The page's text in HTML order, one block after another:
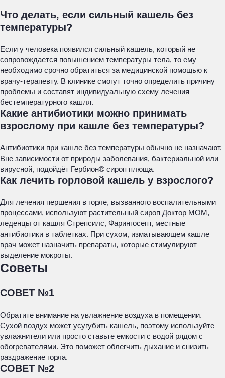
Что делать, если сильный кашель без
температуры?
Если у человека появился сильный кашель, который не
сопровождается повышением температуры тела, то ему
необходимо срочно обратиться за медицинской помощью к
врачу-терапевту. В клинике смогут точно определить причину
проблемы и составят индивидуальную схему лечения
бестемпературного кашля.
Какие антибиотики можно принимать
взрослому при кашле без температуры?
Антибиотики при кашле без температуры обычно не назначают.
Вне зависимости от природы заболевания, бактериальной или
вирусной, подойдёт Гербион® сироп плюща.
Как лечить горловой кашель у взрослого?
Для лечения першения в горле, вызванного воспалительными
процессами, используют растительный сироп Доктор МОМ,
леденцы от кашля Стрепсилс, Фарингосепт, местные
антибиотики в таблетках. При сухом, изматывающем кашле
врач может назначить препараты, которые стимулируют
выделение мокроты.
Советы
СОВЕТ №1
Обратите внимание на увлажнение воздуха в помещении.
Сухой воздух может усугубить кашель, поэтому используйте
увлажнители или просто ставьте емкости с водой рядом с
обогревателями. Это поможет облегчить дыхание и снизить
раздражение горла.
СОВЕТ №2